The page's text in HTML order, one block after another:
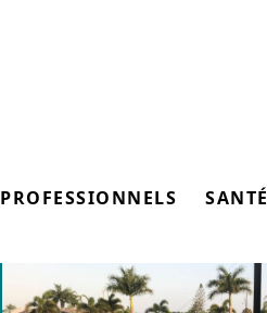
PROFESSIONNELS SANTÉ